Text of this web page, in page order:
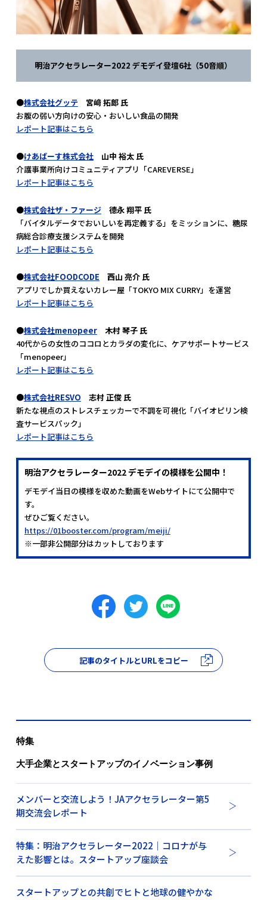
明治アクセラレーター2022 デモデイ登壇6社（50音順）
●株式会社グッテ 宮﨑 拓郎 氏
お腹の弱い方向けの安心・おいしい食品の開発
レポート記事はこちら
●けあばーす株式会社山中 裕太 氏
介護事業所向けコミュニティアプリ「CAREVERSE」
レポート記事はこちら
●株式会社ザ・ファージ德永 翔平 氏
「バイタルデータでおいしいを再定義する」をミッションに、糖尿
病総合診療支援システムを開発
レポート記事はこちら
●株式会社FOODCODE 西山 亮介 氏
アプリでしか買えないカレー屋「TOKYO MIX CURRY」を運営
レポート記事はこちら
●株式会社menopeer木村 琴子 氏
40代からの女性のココロとカラダの変化に、ケアサポートサービス
「menopeer」
レポート記事はこちら
●株式会社RESVO 志村 正俊 氏
新たな視点のストレスチェッカーで不調を可視化「バイオピリン検
査サービスパック」
レポート記事はこちら
明治アクセラレーター2022 デモデイの模様を公開中！
デモデイ当日の模様を収めた動画をWebサイトにて公開中で
す。
ぜひご覧ください。
https://01booster.com/program/meiji/
※一部非公開部分はカットしております
記事のタイトルとURLをコピー
特集
大手企業とスタートアップのイノベーション事例
メンバーと交流しよう！JAアクセラレーター第5
期交流会レポート
特集：明治アクセラレーター2022｜コロナが与
えた影響とは。スタートアップ座談会
スタートアップとの共創でヒトと地球の健やかな